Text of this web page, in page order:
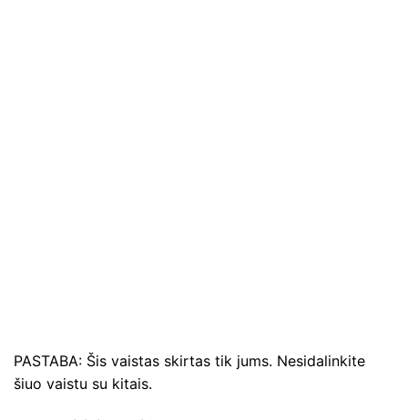
PASTABA: Šis vaistas skirtas tik jums. Nesidalinkite
šiuo vaistu su kitais.